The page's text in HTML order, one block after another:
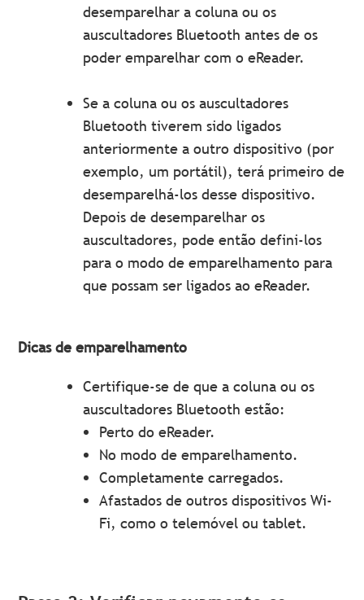
desemparelhar a coluna ou os
auscultadores Bluetooth antes de os
poder emparelhar com o eReader.
Se a coluna ou os auscultadores
Bluetooth tiverem sido ligados
anteriormente a outro dispositivo (por
exemplo, um portátil), terá primeiro de
desemparelhá-los desse dispositivo.
Depois de desemparelhar os
auscultadores, pode então defini-los
para o modo de emparelhamento para
que possam ser ligados ao eReader.
Dicas de emparelhamento
Certifique-se de que a coluna ou os
auscultadores Bluetooth estão:
Perto do eReader.
No modo de emparelhamento.
Completamente carregados.
Afastados de outros dispositivos Wi-
Fi, como o telemóvel ou tablet.